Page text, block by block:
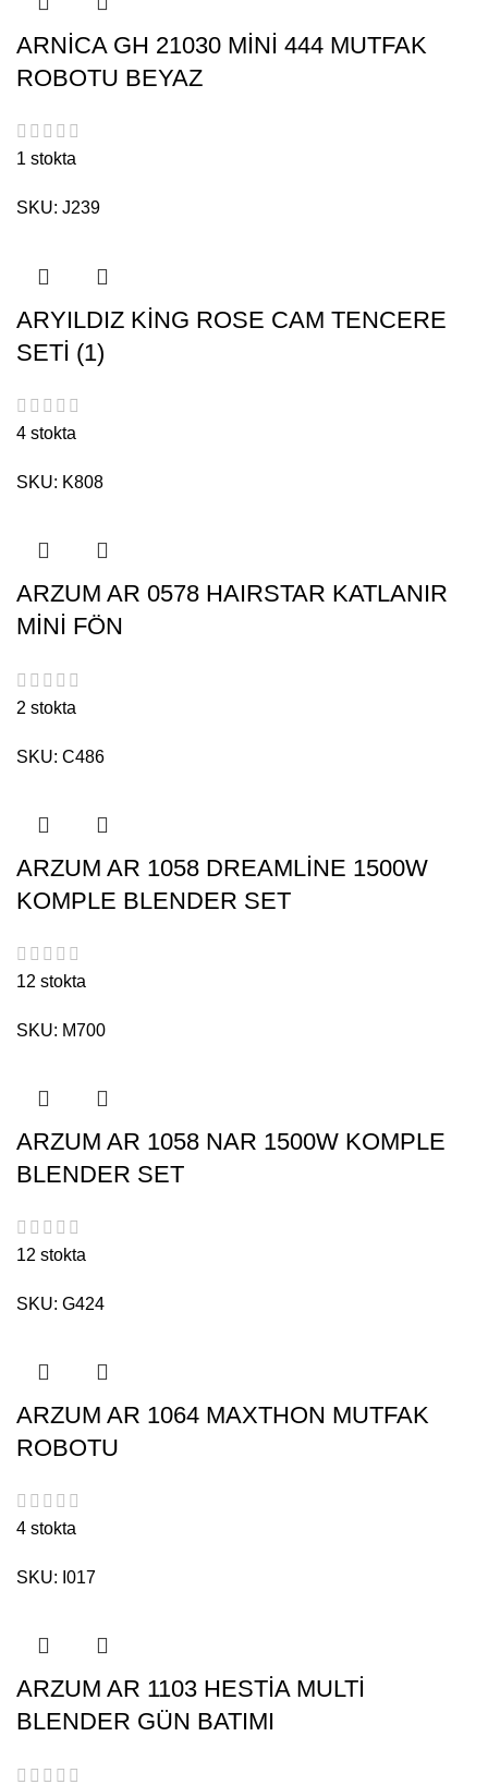
ARNİCA GH 21030 MİNİ 444 MUTFAK
ROBOTU BEYAZ
1 stokta
SKU: J239
ARYILDIZ KİNG ROSE CAM TENCERE
SETİ (1)
4 stokta
SKU: K808
ARZUM AR 0578 HAIRSTAR KATLANIR
MİNİ FÖN
2 stokta
SKU: C486
ARZUM AR 1058 DREAMLİNE 1500W
KOMPLE BLENDER SET
12 stokta
SKU: M700
ARZUM AR 1058 NAR 1500W KOMPLE
BLENDER SET
12 stokta
SKU: G424
ARZUM AR 1064 MAXTHON MUTFAK
ROBOTU
4 stokta
SKU: I017
ARZUM AR 1103 HESTİA MULTİ
BLENDER GÜN BATIMI